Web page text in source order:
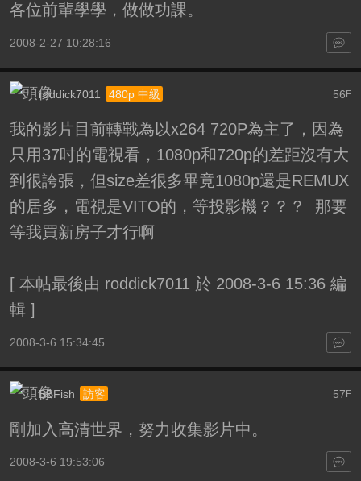
各位前輩學學，做做功課。
2008-2-27 10:28:16
56F
roddick7011 480p 中級
我的影片目前轉戰為以x264 720P為主了，因為
只用37吋的電視看，1080p和720p的差距沒有大
到很誇張，但size差很多畢竟1080p還是REMUX
的居多，電視是VITO的，等投影機？？？ 那要
等我買新房子才行啊
[本帖最後由 roddick7011 於 2008-3-6 15:36 編
輯 ]
2008-3-6 15:34:45
57F
BBFish 訪客
剛加入高清世界，努力收集影片中。
2008-3-6 19:53:06